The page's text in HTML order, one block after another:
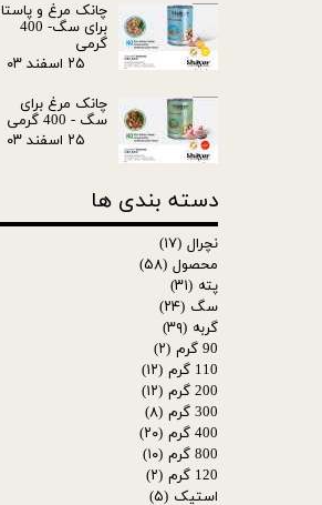
چانک مرغ و پاستا
برای سگ- 400
گرمی
۲۵ اسفند ۰۳
چانک مرغ برای
سگ - 400 گرمی
۲۵ اسفند ۰۳
دسته بندی ها
نچرال (۱۷)
محصول (۵۸)
پته (۳۱)
سگ (۲۴)
گربه (۳۹)
90 گرم
(۲)
110 گرم
(۱۲)
200 گرم
(۱۲)
300 گرم
(۸)
400 گرم
(۲۰)
800 گرم
(۱۰)
120 گرم
(۲)
استیک (۵)